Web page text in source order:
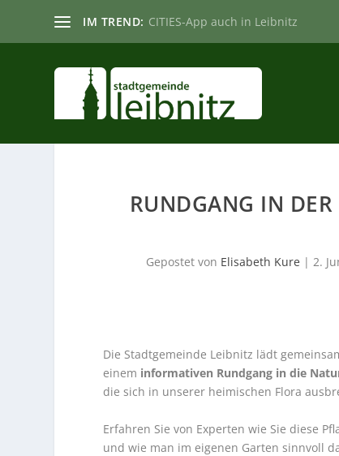
IM TREND: CITIES-App auch in Leibnitz
RUNDGANG IN
Gepostet von Elisabeth Kure | 2.
Die Stadtgemeinde Leibnitz lädt
einem informativen Rundgang in die
die sich in unserer heimischen Flora
Erfahren Sie von Experten wie Sie diese
und wie man im eigenen Garten sinnvoll